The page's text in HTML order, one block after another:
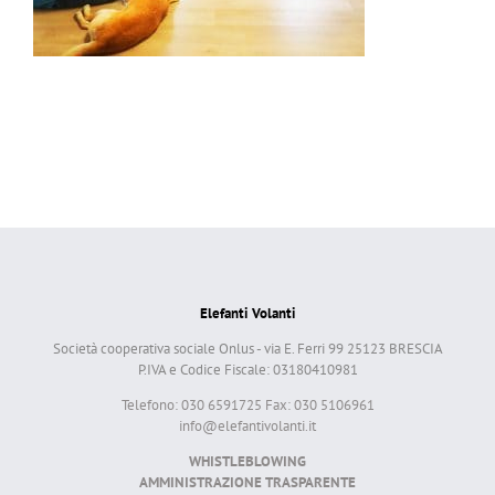
Elefanti Volanti
Società cooperativa sociale Onlus - via E. Ferri 99 25123 BRESCIA
P.IVA e Codice Fiscale: 03180410981
Telefono: 030 6591725 Fax: 030 5106961
info@elefantivolanti.it
WHISTLEBLOWING
AMMINISTRAZIONE TRASPARENTE